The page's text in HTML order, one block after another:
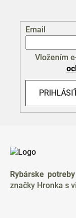
Email
Vložením
Rybárske
značky Hronka s